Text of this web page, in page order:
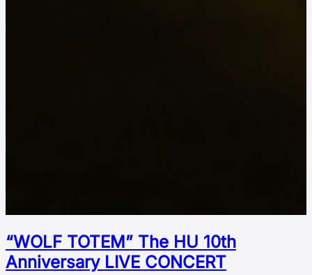
“WOLF TOTEM” The HU 10th
Аnniversary LIVE CONCERT